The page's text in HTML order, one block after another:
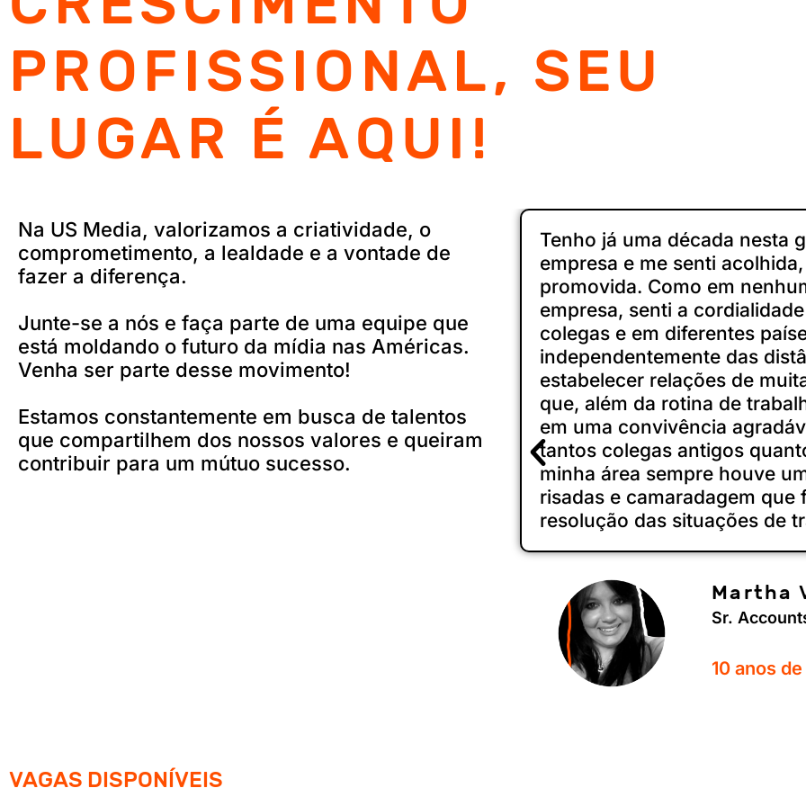
PROFISSIONAL, SEU
LUGAR É AQUI!
Na US Media, valorizamos a criatividade, o
comprometimento, a lealdade e a vontade de
fazer a diferença.
Junte-se a nós e faça parte de uma equipe que
está moldando o futuro da mídia nas Américas.
Venha ser parte desse movimento!
Estamos constantemente em busca de talentos
que compartilhem dos nossos valores e queiram
contribuir para um mútuo sucesso.
Tenho já uma década nesta
empresa e me senti
promovida. Como em
empresa, senti a
colegas e em diferentes
independentemente das
estabelecer relações de
que, além da rotina de
em uma convivência
tantos colegas antigos
minha área sempre houve
risadas e camaradagem que
resolução das situações de
Martha
Sr.
10 anos
VAGAS DISPONÍVEIS